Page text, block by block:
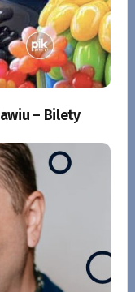
– Bilety